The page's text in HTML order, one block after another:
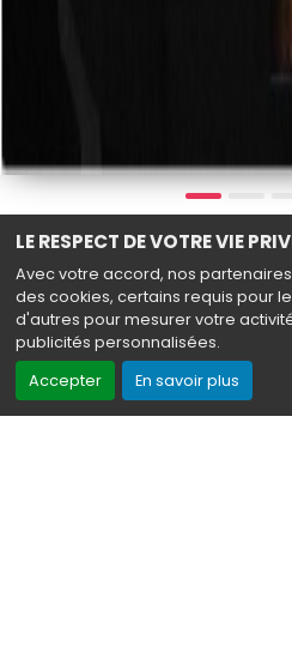
LE RESPECT DE VOTRE VIE
Avec votre accord, nos
des cookies, certains requis pour
d'autres pour mesurer votre
publicités personnalisées.
Accepter
En savoir plus
DANS VOS